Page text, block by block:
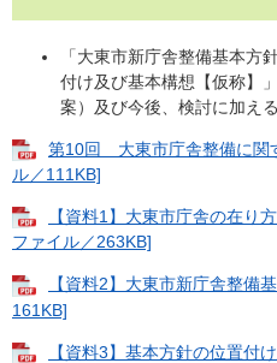
「大東市新庁舎整備基本方
付け及び基本構想【仮称】
案）及び今後、検討に加え
第10回 大東市庁舎整備に関
ル／111KB]
【資料1】大東市庁舎の在り
ファイル／263KB]
【資料2】大東市新庁舎整備
161KB]
【資料3】基本方針の位置付